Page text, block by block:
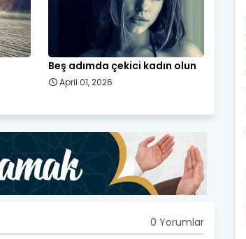
Beş adımda çekici kadın olun
April 01, 2026
0 Yorumlar